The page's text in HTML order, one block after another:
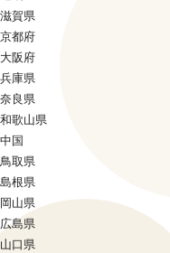
滋賀県
京都府
大阪府
兵庫県
奈良県
和歌山県
中国
鳥取県
島根県
岡山県
広島県
山口県